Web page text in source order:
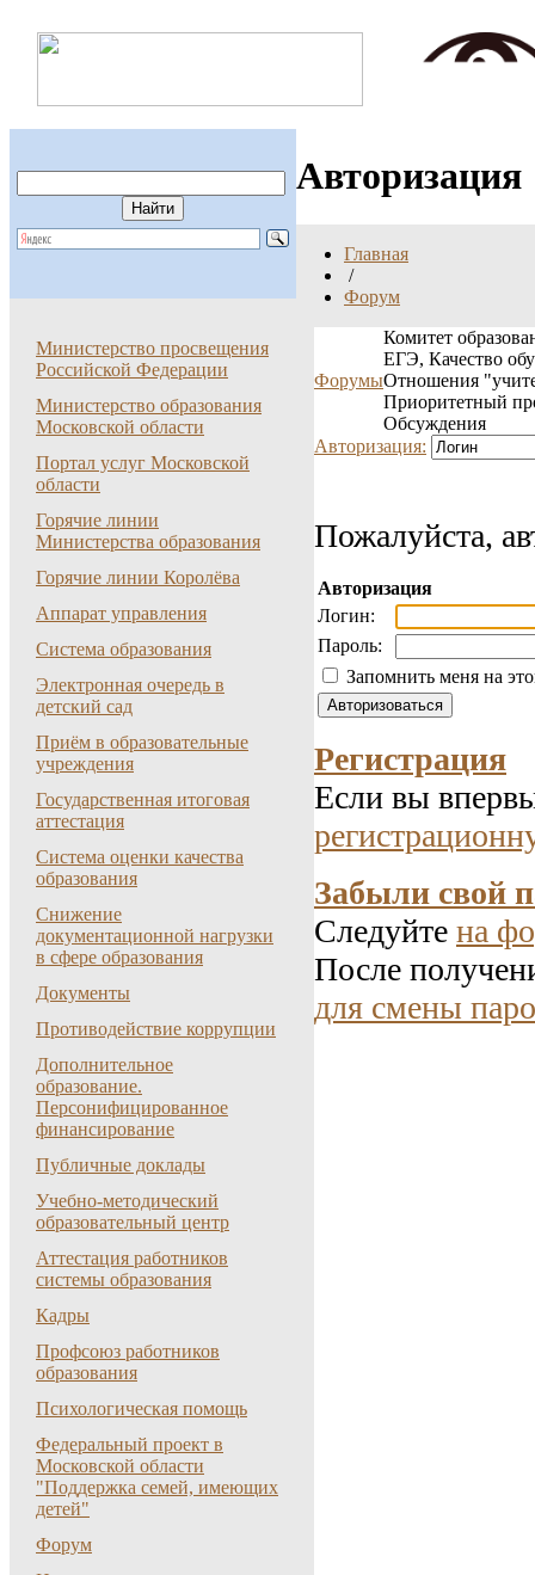
Авторизация
Главная
/
Форум
Министерство просвещения
Российской Федерации
Министерство образования
Московской области
Портал услуг Московской
области
Горячие линии
Министерства образования
Горячие линии Королёва
Аппарат управления
Система образования
Электронная очередь в
детский сад
Приём в образовательные
учреждения
Государственная итоговая
аттестация
Система оценки качества
образования
Снижение
документационной нагрузки
в сфере образования
Документы
Противодействие коррупции
Дополнительное
образование.
Персонифицированное
финансирование
Публичные доклады
Учебно-методический
образовательный центр
Аттестация работников
системы образования
Кадры
Профсоюз работников
образования
Психологическая помощь
Федеральный проект в
Московской области
"Поддержка семей, имеющих
детей"
Форум
Форумы
Комитет
ЕГЭ, Качество
Отношения
Приоритетный
Обсуждения
Авторизация:
Пожалуйста,
Авторизация
Логин:
Пароль:
Запомнить меня на
Регистрация
Если вы
Забыли свой
Следуйте на
После
для смены